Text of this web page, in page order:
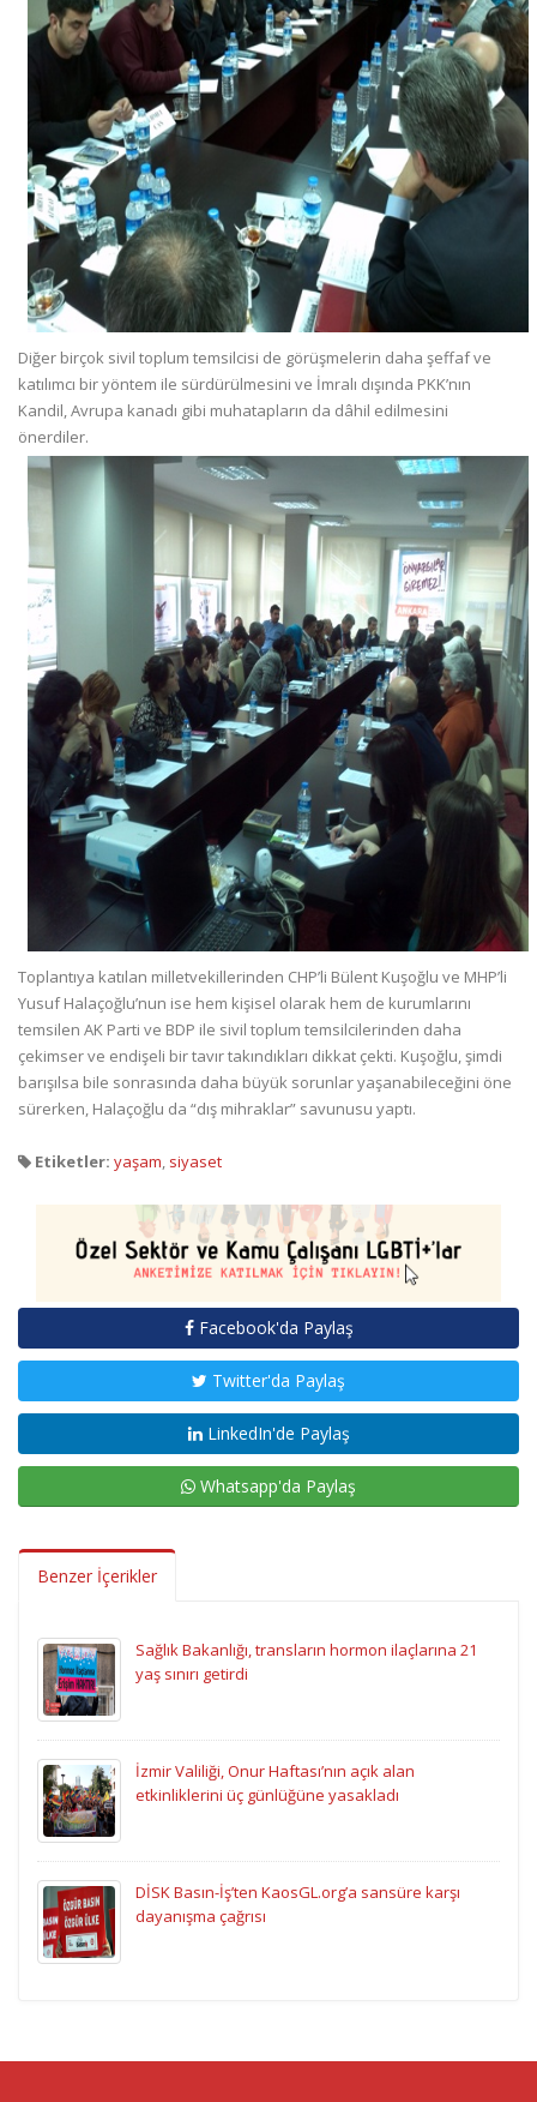
Diğer birçok sivil toplum temsilcisi de görüşmelerin daha şeffaf ve
katılımcı bir yöntem ile sürdürülmesini ve İmralı dışında PKK’nın
Kandil, Avrupa kanadı gibi muhatapların da dâhil edilmesini
önerdiler.
Toplantıya katılan milletvekillerinden CHP’li Bülent Kuşoğlu ve MHP’li
Yusuf Halaçoğlu’nun ise hem kişisel olarak hem de kurumlarını
temsilen AK Parti ve BDP ile sivil toplum temsilcilerinden daha
çekimser ve endişeli bir tavır takındıkları dikkat çekti. Kuşoğlu, şimdi
barışılsa bile sonrasında daha büyük sorunlar yaşanabileceğini öne
sürerken, Halaçoğlu da “dış mihraklar” savunusu yaptı.
Etiketler: yaşam, siyaset
Facebook'da Paylaş
Twitter'da Paylaş
LinkedIn'de Paylaş
Whatsapp'da Paylaş
Benzer İçerikler
Sağlık Bakanlığı, transların hormon ilaçlarına 21
yaş sınırı getirdi
İzmir Valiliği, Onur Haftası’nın açık alan
etkinliklerini üç günlüğüne yasakladı
DİSK Basın-İş’ten KaosGL.org’a sansüre karşı
dayanışma çağrısı